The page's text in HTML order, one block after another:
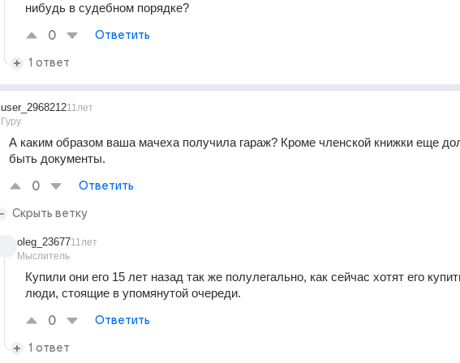
нибудь в судебном порядке?
0 Ответить
1 ответ
user_2968212
Гуру
11лет
А каким образом ваша мачеха получила гараж? Кроме членской книжки еще
быть документы.
0 Ответить
Скрыть ветку
oleg_23677
Мыслитель
11лет
Купили они его 15 лет назад так же полулегально, как сейчас хотят его
люди, стоящие в упомянутой очереди.
0 Ответить
1 ответ